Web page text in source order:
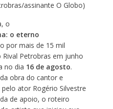
assinante O Globo)
o
o eterno
por mais de 15 mil
Petrobras em junho
no dia 16 de agosto.
obra do cantor e
ator Rogério Silvestre
de apoio, o roteiro